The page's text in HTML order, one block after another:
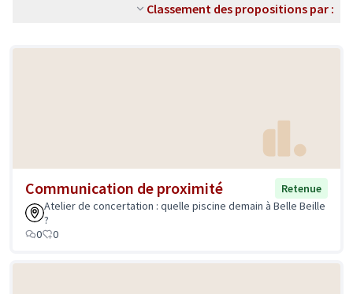
Classement des propositions par :
Communication de proximité
Retenue
Atelier de concertation : quelle piscine demain à Belle Beille
?
0
0